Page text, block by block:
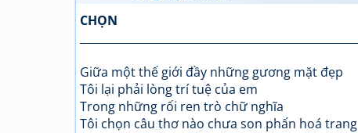
CHỌN
Giữa một thế giới đầy những gương mặt đẹp
Tôi lại phải lòng trí tuệ của em
Trong những rối ren trò chữ nghĩa
Tôi chọn câu thơ nào chưa son phấn hoá trang